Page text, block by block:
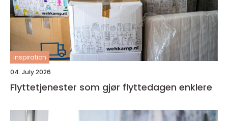
inspiration
04. July 2026
Flyttetjenester som gjør flyttedagen enklere